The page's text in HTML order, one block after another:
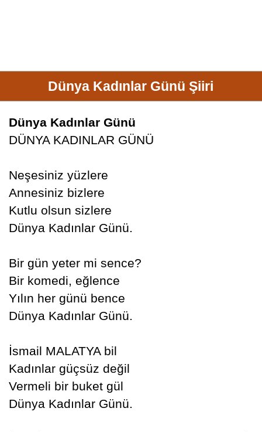
Dünya Kadınlar Günü Şiiri
Dünya Kadınlar Günü
DÜNYA KADINLAR GÜNÜ
Neşesiniz yüzlere
Annesiniz bizlere
Kutlu olsun sizlere
Dünya Kadınlar Günü.
Bir gün yeter mi sence?
Bir komedi, eğlence
Yılın her günü bence
Dünya Kadınlar Günü.
İsmail MALATYA bil
Kadınlar güçsüz değil
Vermeli bir buket gül
Dünya Kadınlar Günü.